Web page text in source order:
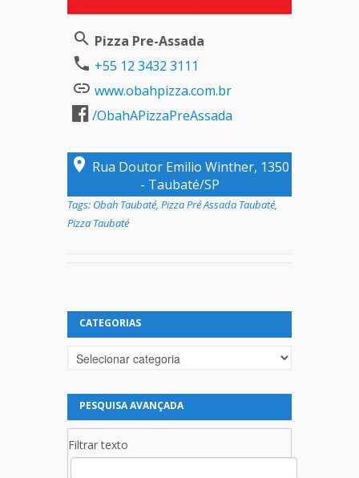
Pizza Pre-Assada
+55 12 3432 3111
www.obahpizza.com.br
/ObahAPizzaPreAssada
Rua Doutor Emilio Winther, 1350
- Taubaté/SP
Tags: Obah Taubaté, Pizza Pré Assada Taubaté,
Pizza Taubaté
CATEGORIAS
Categorias
PESQUISA AVANÇADA
Filtrar texto